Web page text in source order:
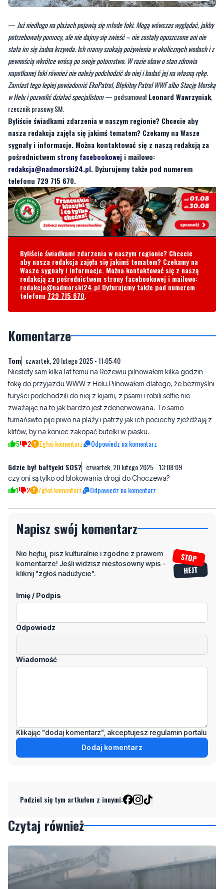
pewnością wkrótce wrócą po swoje potomstwo. W razie obaw o stan zdrowia
napotkanej foki również nie należy podchodzić do niej i badać jej na własną rękę.
Zamiast tego lepiej powiadomić EkoPatrol, Błękitny Patrol WWF albo Stację Morską
w Helu i pozwolić działać specjalistom— podsumowałLeonard Wawrzyniak
rzecznik prasowy SM.
Byliście świadkami zdarzenia w naszym regionie? Chcecie aby
nasza redakcja zajęła się jakimś tematem? Czekamy na Wasze
sygnały i informacje. Można kontaktować się z naszą redakcją za
pośrednictwemstrony facebookoweji mailowo:
redakcja@nadmorski24.pl. Dyżurujemy także pod numerem
telefonu 729 715 670.
Byliście świadkami zdarzenia w naszym regionie? Chcecie
aby nasza redakcja zajęła się jakimś tematem? Czekamy na
Wasze sygnały i informacje. Można kontaktować się z naszą
redakcja@nadmorski24.plDyżurujemy także pod numerem
telefonu729 715 670.
Komentarze
Niestety sam kilka lat temu na Rozewiu pilnowałem kilka godzin
turyści podchodzili do niej z kijami, z psami i robili selfie nie
zważając na to jak bardzo jest zdenerwowana. To samo
tumańswto pije piwo na plaży i patrzy jak ich pociechy zjeżdżają z
klifów, by na koniec zakopać butelki w piasku.
5 2 Zgłoś komentarz Odpowiedz na komentarz
Gdzie był bałtycki SOS? czwartek, 20 lutego 2025 - 13:08:09
czy oni są tylko od blokowania drogi do Choczewa?
Napisz swój komentarz
komentarze! Jeśli widzisz niestosowny wpis -
kliknij "zgłoś nadużycie".
Imię / Podpis
Odpowiedz
Wiadomość